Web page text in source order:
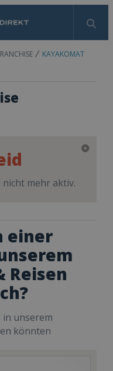
KAYAKOMAT
nicht mehr aktiv.
einer
Reisen
unserem
könnten